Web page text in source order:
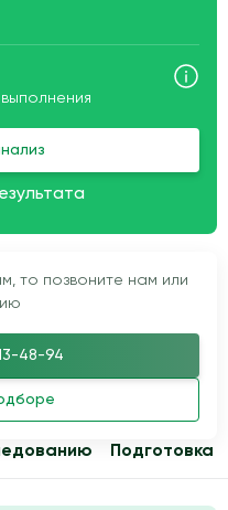
Подготовка
то позвоните нам или
48-94